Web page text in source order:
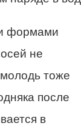
формами
не
тоже
после
в